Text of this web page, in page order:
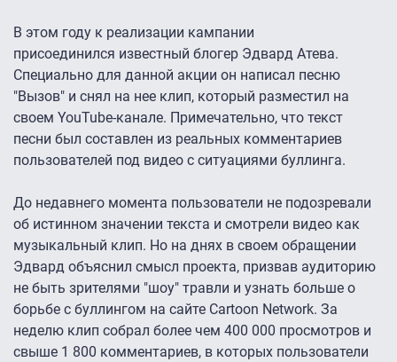
В этом году к реализации кампании
присоединился известный блогер Эдвард Атева.
Специально для данной акции он написал песню
"Вызов" и снял на нее клип, который разместил на
своем YouTube-канале. Примечательно, что текст
песни был составлен из реальных комментариев
пользователей под видео с ситуациями буллинга.
До недавнего момента пользователи не подозревали
об истинном значении текста и смотрели видео как
музыкальный клип. Но на днях в своем обращении
Эдвард объяснил смысл проекта, призвав аудиторию
не быть зрителями "шоу" травли и узнать больше о
борьбе с буллингом на сайте Cartoon Network. За
неделю клип собрал более чем 400 000 просмотров и
свыше 1 800 комментариев, в которых пользователи